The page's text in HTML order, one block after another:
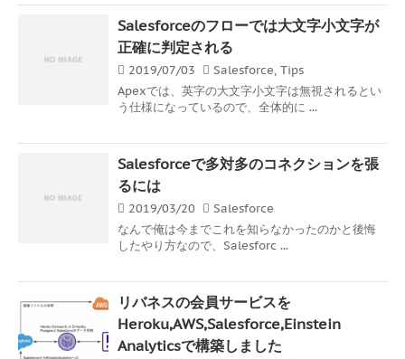
Salesforceのフローでは大文字小文字が
正確に判定される
2019/07/03 Salesforce, Tips
Apexでは、英字の大文字小文字は無視されるとい
う仕様になっているので、全体的に ...
Salesforceで多対多のコネクションを張
るには
2019/03/20
Salesforce
なんで俺は今までこれを知らなかったのかと後悔
したやり方なので、Salesforc ...
リバネスの会員サービスを
Heroku,AWS,Salesforce,Einstein
Analyticsで構築しました